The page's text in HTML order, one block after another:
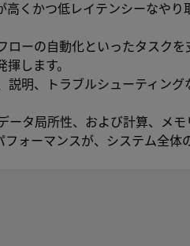
くかつ低レイテンシーなや
ーの自動化といったタスク
します。
明、トラブルシューティン
タ局所性、および計算、メ
ォーマンスが、システム全体